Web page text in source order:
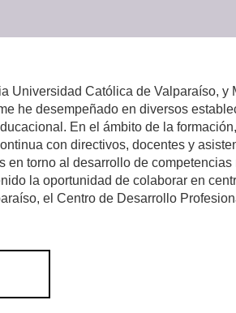
Universidad Católica de Valparaíso,
he desempeñado en diversos
En el ámbito de la
con directivos, docentes y
en torno al desarrollo de
la oportunidad de colaborar en
el Centro de Desarrollo